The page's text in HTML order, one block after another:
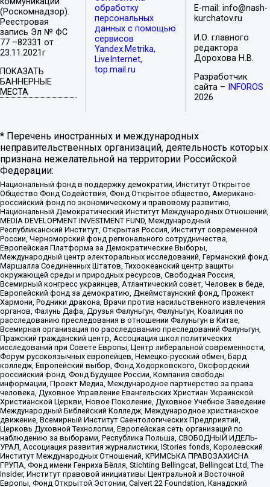
(Роскомнадзор).
Реестровая
запись Эл № ФС
77 –82331 от
23.11.2021г
ПОКАЗАТЬ
БАННЕРНЫЕ
МЕСТА
обработку
персональных
данных с помощью
сервисов
Yandex.Metrika,
LiveInternet,
top.mail.ru
E-mail: info@nash-
kurchatov.ru
И.О. главного
редактора
Дорохова Н.В.
Разработчик
сайта –
INFOROS
2026
* Перечень иностранных и международных
неправительственных организаций, деятельность которых
признана нежелательной на территории Российской
Федерации:
Национальный фонд в поддержку демократии, Институт Открытое
Общество Фонд Содействия, Фонд Открытое общество, Американо-
российский фонд по экономическому и правовому развитию,
Национальный Демократический Институт Международных Отношений,
MEDIA DEVELOPMENT INVESTMENT FUND, Международный
Республиканский Институт, Открытая Россия, Институт современной
России, Черноморский фонд регионального сотрудничества,
Европейская Платформа за Демократические Выборы,
Международный центр электоральных исследований, Германский фонд
Маршалла Соединенных Штатов, Тихоокеанский центр защиты
окружающей среды и природных ресурсов, Свободная Россия,
Всемирный конгресс украинцев, Атлантический совет, Человек в беде,
Европейский фонд за демократию, Джеймстаунский фонд, Прожект
Хармони, Родники дракона, Врачи против насильственного извлечения
органов, Фалунь Дафа, Друзья Фалуньгун, Фалуньгун, Коалиция по
расследованию преследования в отношении Фалуньгун в Китае,
Всемирная организация по расследованию преследований Фалуньгун,
Пражский гражданский центр, Ассоциация школ политических
исследований при Совете Европы, Центр либеральной современности,
Форум русскоязычных европейцев, Немецко-русский обмен, Бард
колледж, Европейский выбор, Фонд Ходорковского, Оксфордский
российский фонд, Фонд Будущее России, Компания свободы
информации, Проект Медиа, Международное партнерство за права
человека, Духовное Управление Евангельских Христиан Украинской
Христианской Церкви, Новое Поколение, Духовное Учебное Заведение
Международный Библейский Колледж, Международное христианское
движение, Всемирный Институт Саентологических Предприятий,
Церковь Духовной Технологии, Европейская сеть организаций по
наблюдению за выборами, Республика Польша, СВОБОДНЫЙ ИДЕЛЬ-
УРАЛ, Ассоциация развития журналистики, IStories fonds, Королевский
Институт Международных Отношений, КРИМСЬКА ПРАВОЗАХИСНА
ГРУПА, Фонд имени Генриха Бёлля, Stichting Bellingcat, Bellingcat Ltd, The
Insider, Институт правовой инициативы Центральной и Восточной
Европы, Фонд Открытой Эстонии, Calvert 22 Foundation, Канадский